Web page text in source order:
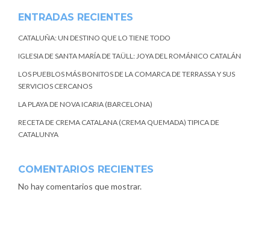
ENTRADAS RECIENTES
CATALUÑA: UN DESTINO QUE LO TIENE TODO
IGLESIA DE SANTA MARÍA DE TAÜLL: JOYA DEL ROMÁNICO CATALÁN
LOS PUEBLOS MÁS BONITOS DE LA COMARCA DE TERRASSA Y SUS
SERVICIOS CERCANOS
LA PLAYA DE NOVA ICARIA (BARCELONA)
RECETA DE CREMA CATALANA (CREMA QUEMADA) TIPICA DE
CATALUNYA
COMENTARIOS RECIENTES
No hay comentarios que mostrar.